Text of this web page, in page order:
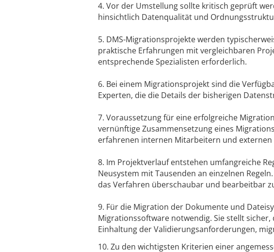
4. Vor der Umstellung sollte kritisch geprüft
hinsichtlich Datenqualität und
5. DMS-Migrationsprojekte werden
praktische Erfahrungen mit vergleichbaren
entsprechende Spezialisten erforderlich.
6. Bei einem Migrationsprojekt sind die
Experten, die die Details der bisherigen
7. Voraussetzung für eine erfolgreiche
vernünftige Zusammensetzung eines
erfahrenen internen Mitarbeitern und
8. Im Projektverlauf entstehen umfangreiche
Neusystem mit Tausenden an einzelnen
das Verfahren überschaubar und bearbeitbar
9. Für die Migration der Dokumente und
Migrationssoftware notwendig. Sie stellt
Einhaltung der Validierungsanforderungen,
10. Zu den wichtigsten Kriterien einer